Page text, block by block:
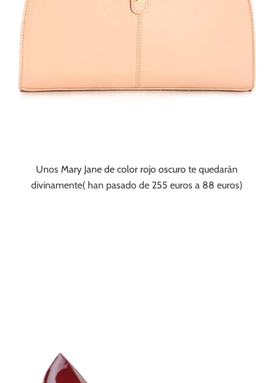
Unos Mary Jane de color rojo oscurote quedarán
divinamente( han pasado de 255 euros a 88 euros)